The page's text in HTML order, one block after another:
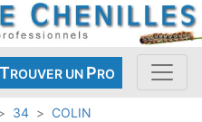
TROUVER UN PRO
34
COLIN